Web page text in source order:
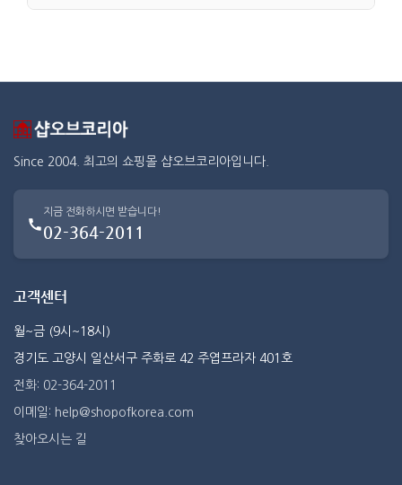
Since 2004. 최고의 쇼핑몰 샵오브코리아입니다.
지금 전화하시면 받습니다!
02-364-2011
고객센터
월~금 (9시~18시)
경기도 고양시 일산서구 주화로 42 주엽프라자 401호
전화: 02-364-2011
이메일: help@shopofkorea.com
찾아오시는 길